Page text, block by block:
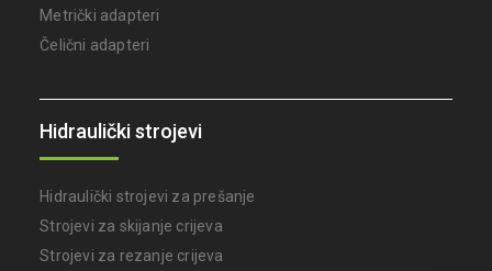
Metrički adapteri
Čelični adapteri
Hidraulički strojevi
Hidraulički strojevi za prešanje
Strojevi za skijanje crijeva
Strojevi za rezanje crijeva